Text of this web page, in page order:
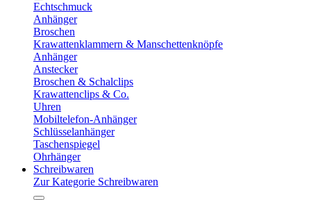
Echtschmuck
Anhänger
Broschen
Krawattenklammern & Manschettenknöpfe
Anhänger
Anstecker
Broschen & Schalclips
Krawattenclips & Co.
Uhren
Mobiltelefon-Anhänger
Schlüsselanhänger
Taschenspiegel
Ohrhänger
Schreibwaren
Zur Kategorie Schreibwaren